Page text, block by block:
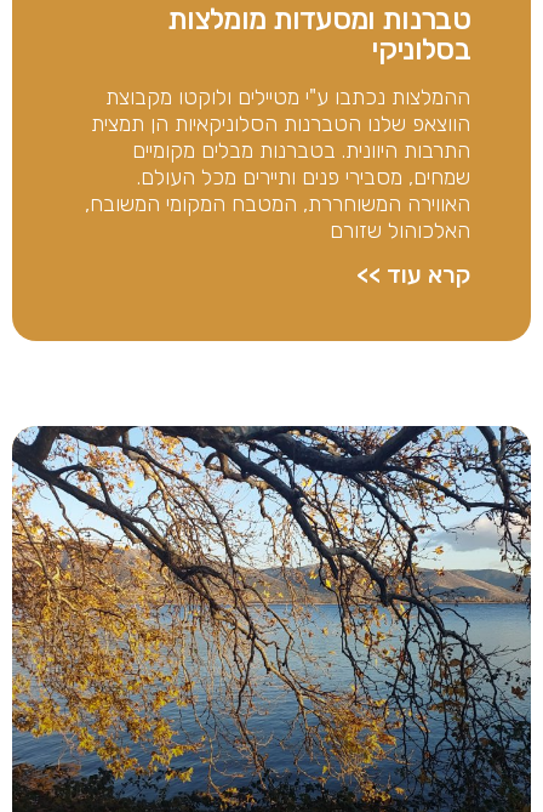
טברנות ומסעדות מומלצות
בסלוניקי
ההמלצות נכתבו ע"י מטיילים ולוקטו מקבוצת
הווצאפ שלנו הטברנות הסלוניקאיות הן תמצית
התרבות היוונית. בטברנות מבלים מקומיים
שמחים, מסבירי פנים ותיירים מכל העולם.
האווירה המשוחררת, המטבח המקומי המשובח,
האלכוהול שזורם
קרא עוד >>